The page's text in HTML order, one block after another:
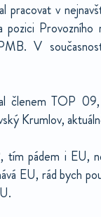
pracovat v
pozici
V
TOP 09,
Krumlov,
tím pádem i EU,
EU, rád bych